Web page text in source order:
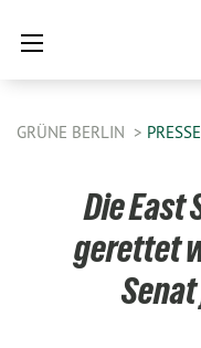
GRÜNE BERLIN
Die East
gerettet